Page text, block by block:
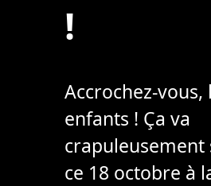
!
Accrochez-vous,
enfants ! Ça va
crapuleusement
ce 18 octobre à